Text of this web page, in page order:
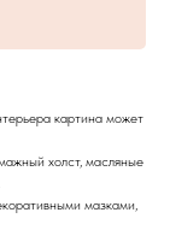
картина может
холст, масляные
мазками,